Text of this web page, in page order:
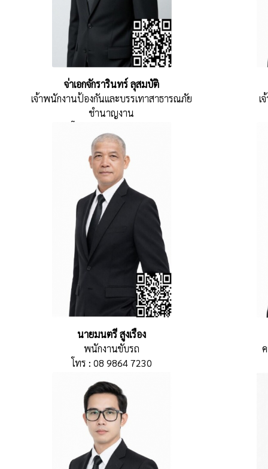
จ่าเอกจักรารินทร์ ลุสมบัติ
เจ้าพนักงานป้องกันและบรรเทาสาธารณภัย
ชำนาญงาน
เ
นายมนตรี สูงเรือง
พนักงานขับรถ
โทร : 08 9864 7230